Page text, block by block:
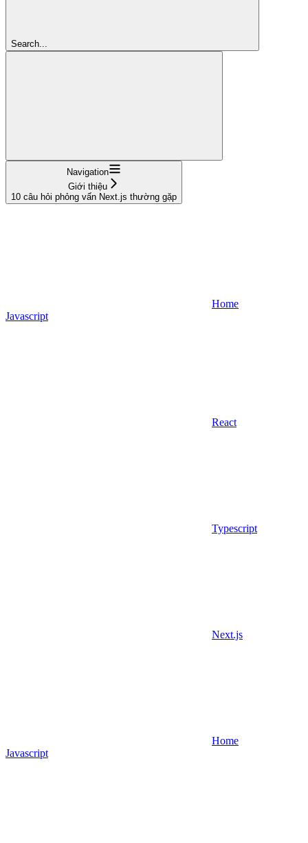
Search...
Navigation
Giới thiệu
10 câu hỏi phỏng vấn Next.js thường gặp
Home
Javascript
React
Typescript
Next.js
Home
Javascript